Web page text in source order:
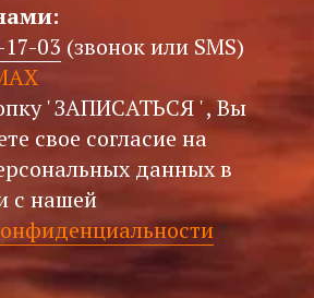
03 (звонок или SMS)
' ЗАПИСАТЬСЯ ' , Вы
свое согласие на
данных в
с нашей
*